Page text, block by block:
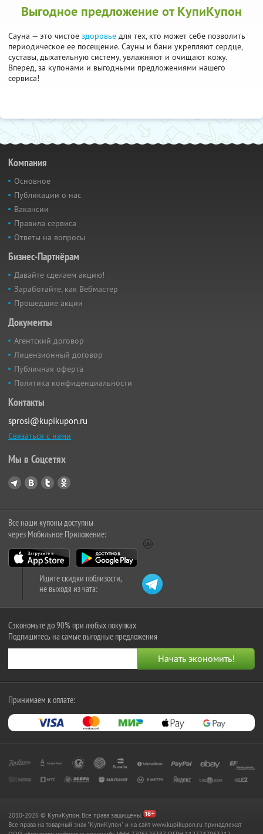
Выгодное предложение от КупиКупон
Сауна — это чистое здоровье для тех, кто может себе позволить
периодическое ее посещение. Сауны и бани укрепляют сердце,
суставы, дыхательную систему, увлажняют и очищают кожу.
Вперед, за купонами и выгодными предложениями нашего
сервиса!
Компания
Основное
Публикации о нас
Вакансии
Правила сервиса
Ответы на вопросы
Бизнес-Партнёрам
Давайте сделаем акцию!
Заработайте, как Вебмастер
Прошедшие акции
Документы
Агентский договор
Лицензионный договор
Публичная оферта
Политика конфиденциальности
Контакты
sprosi@kupikupon.ru
Связаться с нами
Мы в Соцсетях
Все наши купоны доступны
через Мобильное Приложение:
Ищите скидки поблизости,
не выходя из чата:
Сэкономьте до 90% при любых покупках
Подпишитесь на самые выгодные предложения
Принимаем к оплате:
2010-2026 © КупиКупон. Все права защищены.
Все права на товарный знак "КупиКупон" и на сайт www.kupikupon.ru принадлежат